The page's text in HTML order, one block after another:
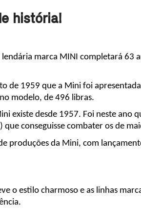
história!
lendária marca MINI completará
de 1959 que a Mini foi
modelo, de 496 libras.
existe desde 1957. Foi neste ano
conseguisse combater os de
produções da Mini, com
o estilo charmoso e as linhas